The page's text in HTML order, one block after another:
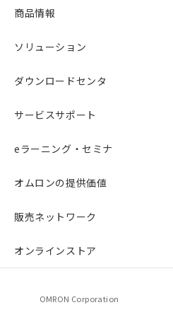
商品情報
ソリューション
ダウンロードセンタ
サービスサポート
eラーニング・セミナ
オムロンの提供価値
販売ネットワーク
オンラインストア
OMRON Corporation